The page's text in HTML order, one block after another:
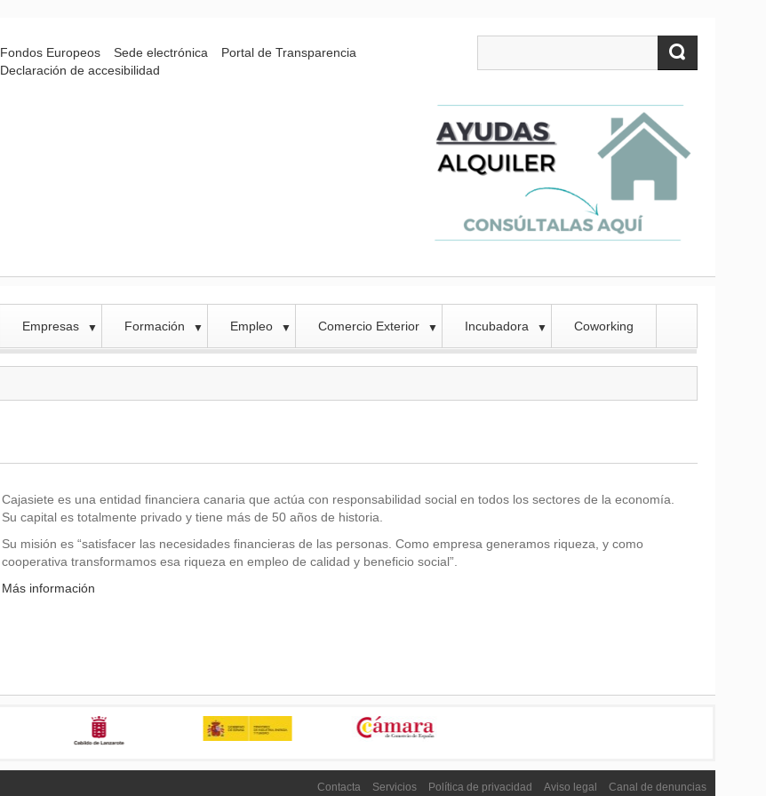
Fondos Europeos Sede electrónica
Portal de Transparencia
Declaración de accesibilidad
Empresas ▼ Formación ▼ Empleo ▼ Comercio Exterior ▼ Incubadora ▼ Coworking
Cajasiete es una entidad financiera canaria que actúa con responsabilidad social en todos los sectores de la economía.
Su capital es totalmente privado y tiene más de 50 años de historia.
Su misión es “satisfacer las necesidades financieras de las personas. Como empresa generamos riqueza, y como
cooperativa transformamos esa riqueza en empleo de calidad y beneficio social”.
Más información
Contacta Servicios Política de privacidad Aviso legal Canal de denuncias